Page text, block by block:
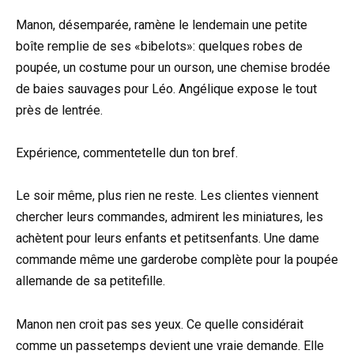
Manon, désemparée, ramène le lendemain une petite
boîte remplie de ses «bibelots»: quelques robes de
poupée, un costume pour un ourson, une chemise brodée
de baies sauvages pour Léo. Angélique expose le tout
près de lentrée.
Expérience, commentetelle dun ton bref.
Le soir même, plus rien ne reste. Les clientes viennent
chercher leurs commandes, admirent les miniatures, les
achètent pour leurs enfants et petitsenfants. Une dame
commande même une garderobe complète pour la poupée
allemande de sa petitefille.
Manon nen croit pas ses yeux. Ce quelle considérait
comme un passetemps devient une vraie demande. Elle